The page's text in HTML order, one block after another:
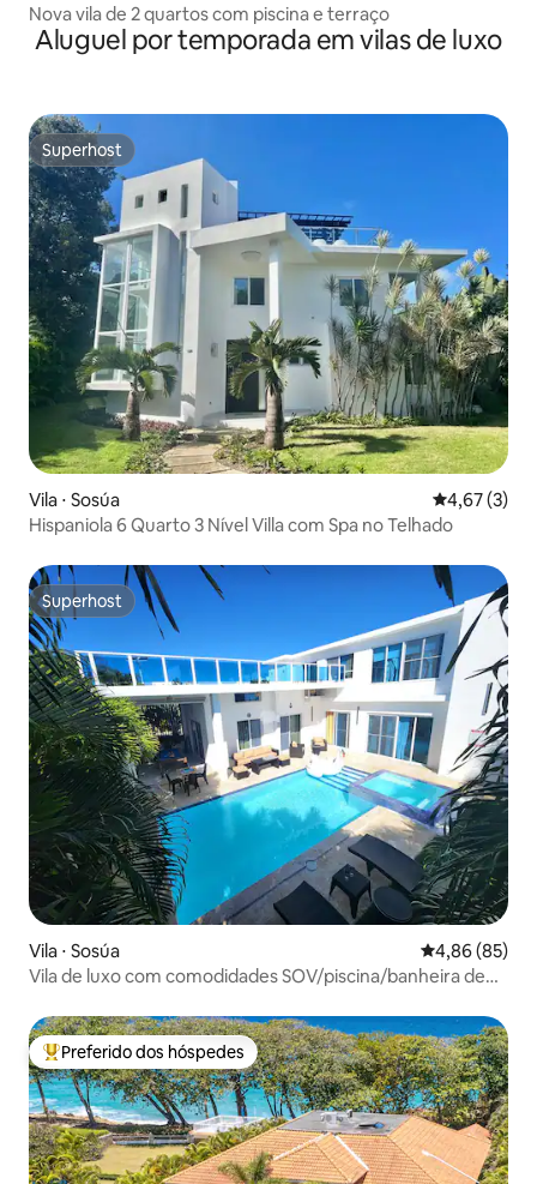
Nova vila de 2 quartos com piscina e terraço
Aluguel por temporada em vilas de luxo
Superhost
Superhost
Vila ⋅ Sosúa 4,67 de
4,67 (3)
Hispaniola 6 Quarto 3 Nível Villa com Spa no Telhado
Superhost
Superhost
Vila ⋅ Sosúa 4,86 de uma
4,86 (85)
Vila de luxo com comodidades SOV/piscina/banheira de
Entre os melhores preferidos dos hóspedes
Preferido dos hóspedes